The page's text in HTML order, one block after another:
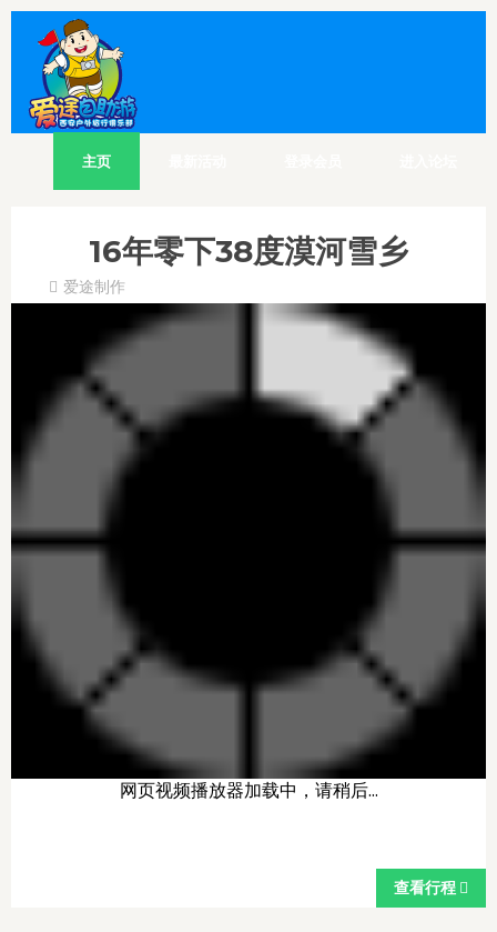
主页
16年零下38度漠河雪乡
爱途制作
网页视频播放器加载中，请稍后...
查看行程